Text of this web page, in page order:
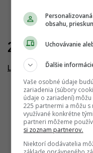
27.10.2022
Little Koliba
obsahu,
Uchovávanie
Ďalšie
Vaše osobné údaje
zariadenia (súbory
údaje o zariadení)
225 partnermi a môžu
využívané konkrétne
partneri môžeme
si zoznam partnerov.
Niektorí dodávatelia